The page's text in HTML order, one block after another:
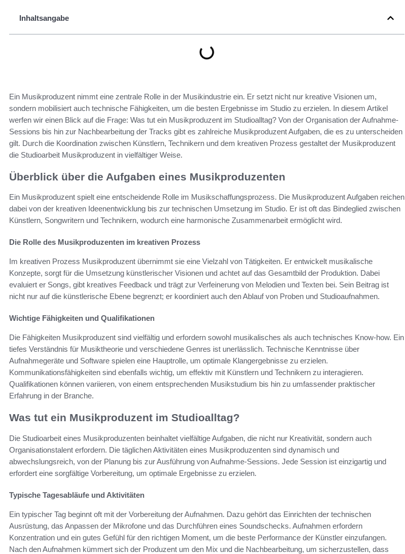
Inhaltsangabe
Ein Musikproduzent nimmt eine zentrale Rolle in der Musikindustrie ein. Er setzt nicht nur kreative Visionen um,
sondern mobilisiert auch technische Fähigkeiten, um die besten Ergebnisse im Studio zu erzielen. In diesem Artikel
werfen wir einen Blick auf die Frage: Was tut ein Musikproduzent im Studioalltag? Von der Organisation der Aufnahme-
Sessions bis hin zur Nachbearbeitung der Tracks gibt es zahlreiche Musikproduzent Aufgaben, die es zu unterscheiden
gilt. Durch die Koordination zwischen Künstlern, Technikern und dem kreativen Prozess gestaltet der Musikproduzent
die Studioarbeit Musikproduzent in vielfältiger Weise.
Überblick über die Aufgaben eines Musikproduzenten
Ein Musikproduzent spielt eine entscheidende Rolle im Musikschaffungsprozess. Die Musikproduzent Aufgaben reichen
dabei von der kreativen Ideenentwicklung bis zur technischen Umsetzung im Studio. Er ist oft das Bindeglied zwischen
Künstlern, Songwritern und Technikern, wodurch eine harmonische Zusammenarbeit ermöglicht wird.
Die Rolle des Musikproduzenten im kreativen Prozess
Im kreativen Prozess Musikproduzent übernimmt sie eine Vielzahl von Tätigkeiten. Er entwickelt musikalische
Konzepte, sorgt für die Umsetzung künstlerischer Visionen und achtet auf das Gesamtbild der Produktion. Dabei
evaluiert er Songs, gibt kreatives Feedback und trägt zur Verfeinerung von Melodien und Texten bei. Sein Beitrag ist
nicht nur auf die künstlerische Ebene begrenzt; er koordiniert auch den Ablauf von Proben und Studioaufnahmen.
Wichtige Fähigkeiten und Qualifikationen
Die Fähigkeiten Musikproduzent sind vielfältig und erfordern sowohl musikalisches als auch technisches Know-how. Ein
tiefes Verständnis für Musiktheorie und verschiedene Genres ist unerlässlich. Technische Kenntnisse über
Aufnahmegeräte und Software spielen eine Hauptrolle, um optimale Klangergebnisse zu erzielen.
Kommunikationsfähigkeiten sind ebenfalls wichtig, um effektiv mit Künstlern und Technikern zu interagieren.
Qualifikationen können variieren, von einem entsprechenden Musikstudium bis hin zu umfassender praktischer
Erfahrung in der Branche.
Was tut ein Musikproduzent im Studioalltag?
Die Studioarbeit eines Musikproduzenten beinhaltet vielfältige Aufgaben, die nicht nur Kreativität, sondern auch
Organisationstalent erfordern. Die täglichen Aktivitäten eines Musikproduzenten sind dynamisch und
abwechslungsreich, von der Planung bis zur Ausführung von Aufnahme-Sessions. Jede Session ist einzigartig und
erfordert eine sorgfältige Vorbereitung, um optimale Ergebnisse zu erzielen.
Typische Tagesabläufe und Aktivitäten
Ein typischer Tag beginnt oft mit der Vorbereitung der Aufnahmen. Dazu gehört das Einrichten der technischen
Ausrüstung, das Anpassen der Mikrofone und das Durchführen eines Soundschecks. Aufnahmen erfordern
Konzentration und ein gutes Gefühl für den richtigen Moment, um die beste Performance der Künstler einzufangen.
Nach den Aufnahmen kümmert sich der Produzent um den Mix und die Nachbearbeitung, um sicherzustellen, dass